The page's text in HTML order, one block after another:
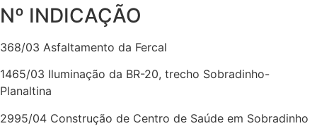
Nº INDICAÇÃO
368/03 Asfaltamento da Fercal
1465/03 Iluminação da BR-20, trecho Sobradinho-
Planaltina
2995/04 Construção de Centro de Saúde em Sobradinho